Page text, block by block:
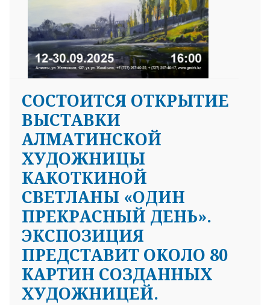
СОСТОИТСЯ ОТКРЫТИЕ
ВЫСТАВКИ
АЛМАТИНСКОЙ
ХУДОЖНИЦЫ
КАКОТКИНОЙ
СВЕТЛАНЫ «ОДИН
ПРЕКРАСНЫЙ ДЕНЬ».
ЭКСПОЗИЦИЯ
ПРЕДСТАВИТ ОКОЛО 80
КАРТИН СОЗДАННЫХ
ХУДОЖНИЦЕЙ.